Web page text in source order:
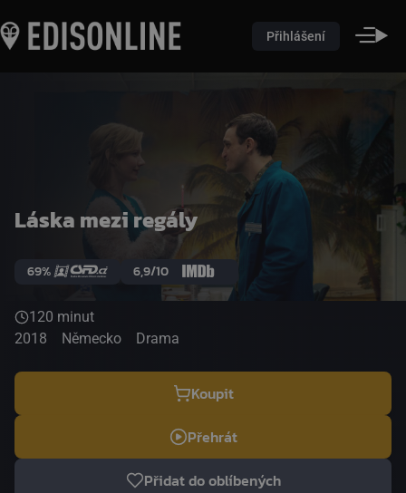
Přihlášení
Láska mezi regály
69% 6,9/10
120 minut
2018
Německo Drama
Koupit
Přehrát
Přidat do oblíbených